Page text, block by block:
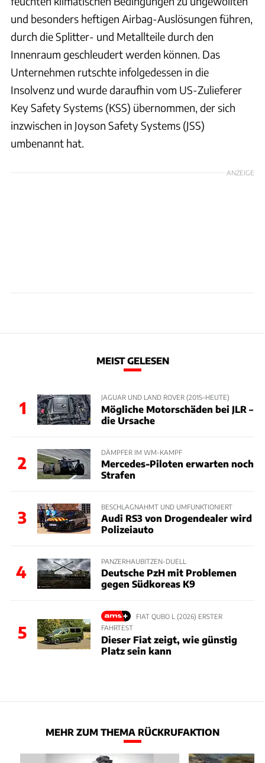
und besonders heftigen Airbag-Auslösungen führen,
durch die Splitter- und Metallteile durch den
Innenraum geschleudert werden können. Das
Unternehmen rutschte infolgedessen in die
Insolvenz und wurde daraufhin vom US-Zulieferer
Key Safety Systems (KSS) übernommen, der sich
inzwischen in Joyson Safety Systems (JSS)
umbenannt hat.
ANZEIGE
MEIST GELESEN
1
JAGUAR UND LAND ROVER (2015–HEUTE)
Mögliche Motorschäden bei JLR –
die Ursache
2
DÄMPFER IM WM-KAMPF
Mercedes-Piloten erwarten noch
Strafen
3
BESCHLAGNAHMT UND UMFUNKTIONIERT
Audi RS3 von Drogendealer wird
Polizeiauto
4
PANZERHAUBITZEN-DUELL
Deutsche PzH mit Problemen
gegen Südkoreas K9
5
FIAT QUBO L (2026) ERSTER
FAHRTEST
Dieser Fiat zeigt, wie günstig
Platz sein kann
MEHR ZUM THEMA RÜCKRUFAKTION